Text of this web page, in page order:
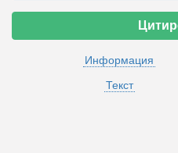
Информация
Текст